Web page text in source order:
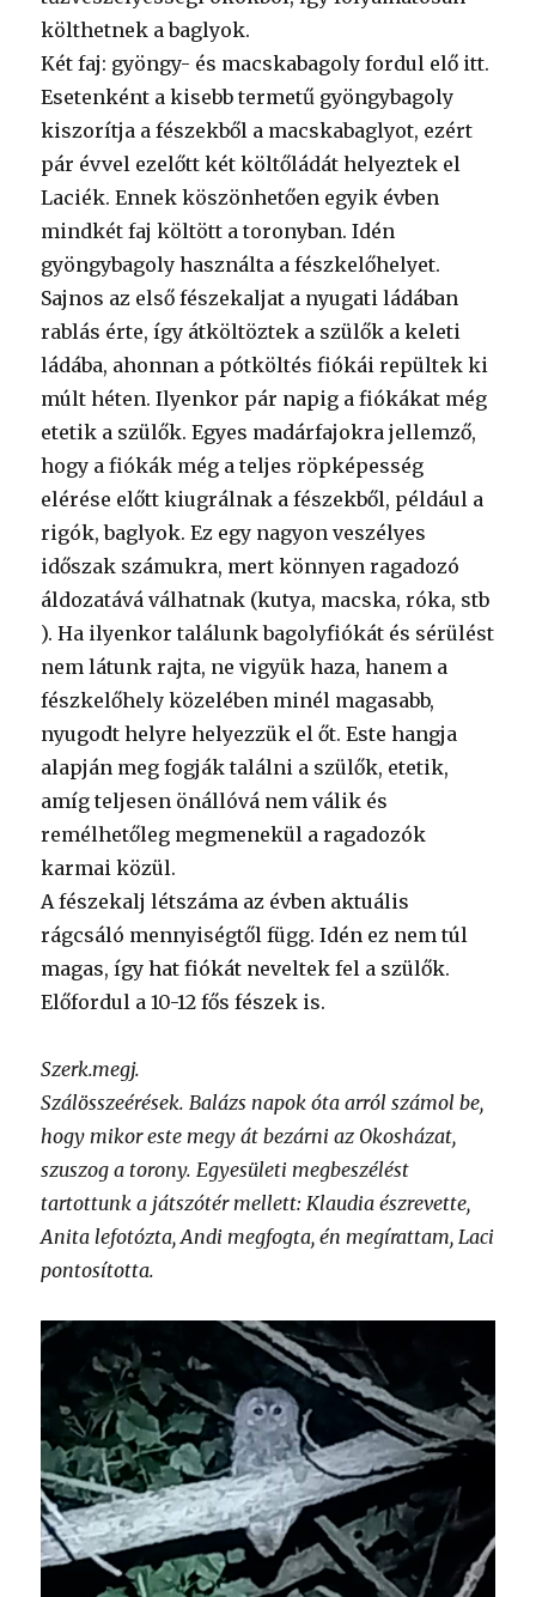
költhetnek a baglyok.
Két faj: gyöngy- és macskabagoly fordul elő itt.
Esetenként a kisebb termetű gyöngybagoly
kiszorítja a fészekből a macskabaglyot, ezért
pár évvel ezelőtt két költőládát helyeztek el
Laciék. Ennek köszönhetően egyik évben
mindkét faj költött a toronyban. Idén
gyöngybagoly használta a fészkelőhelyet.
Sajnos az első fészekaljat a nyugati ládában
rablás érte, így átköltöztek a szülők a keleti
ládába, ahonnan a pótköltés fiókái repültek ki
múlt héten. Ilyenkor pár napig a fiókákat még
etetik a szülők. Egyes madárfajokra jellemző,
hogy a fiókák még a teljes röpképesség
elérése előtt kiugrálnak a fészekből, például a
rigók, baglyok. Ez egy nagyon veszélyes
időszak számukra, mert könnyen ragadozó
áldozatává válhatnak (kutya, macska, róka, stb
). Ha ilyenkor találunk bagolyfiókát és sérülést
nem látunk rajta, ne vigyük haza, hanem a
fészkelőhely közelében minél magasabb,
nyugodt helyre helyezzük el őt. Este hangja
alapján meg fogják találni a szülők, etetik,
amíg teljesen önállóvá nem válik és
remélhetőleg megmenekül a ragadozók
karmai közül.
A fészekalj létszáma az évben aktuális
rágcsáló mennyiségtől függ. Idén ez nem túl
magas, így hat fiókát neveltek fel a szülők.
Előfordul a 10-12 fős fészek is.
Szerk.megj.
Szálösszeérések. Balázs napok óta arról számol be,
hogy mikor este megy át bezárni az Okosházat,
szuszog a torony. Egyesületi megbeszélést
tartottunk a játszótér mellett: Klaudia észrevette,
Anita lefotózta, Andi megfogta, én megírattam, Laci
pontosította.